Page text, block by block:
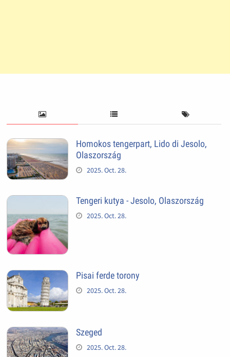
Homokos tengerpart, Lido di Jesolo,
Olaszország
2025. Oct. 28.
Tengeri kutya - Jesolo, Olaszország
2025. Oct. 28.
Pisai ferde torony
2025. Oct. 28.
Szeged
2025. Oct. 28.